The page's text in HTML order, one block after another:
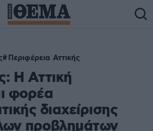
Περιφέρεια Αττικής
Η Αττική
φορέα
διαχείρισης
προβλημάτων